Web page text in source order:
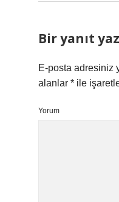
Bir yanıt
E-posta adresiniz
alanlar * ile
Yorum